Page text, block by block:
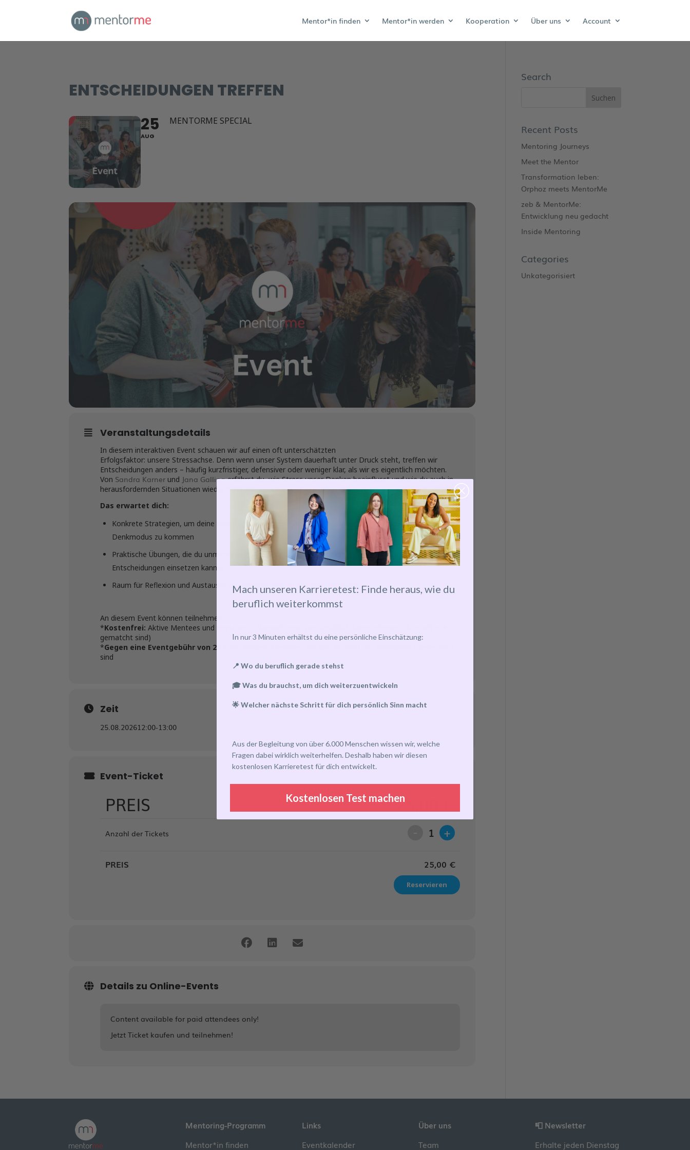
Mentor*in finden Mentor*in werden Kooperation Über uns Account
ENTSCHEIDUNGEN TREFFEN
25
AUG
MENTORME SPECIAL
Veranstaltungsdetails
In diesem interaktiven Event schauen wir auf einen oft unterschätzten
Erfolgsfaktor: unsere Stressachse. Denn wenn unser System dauerhaft unter Druck steht, treffen wir
Entscheidungen anders – häufig kurzfristiger, defensiver oder weniger klar, als wir es eigentlich möchten.
Von Sandra Karner und Jana Gallingerfährst du, wie Stress unser Denken beeinflusst und wie du auch in
herausfordernden Situationen wieder mehr innere Ruhe, Klarheit und Handlungsfähigkeit gewinnen kannst.
Das erwartet dich:
Konkrete Strategien, um deine Stressachse zu beruhigen und schneller wieder in einen klaren
Denkmodus zu kommen
Praktische Übungen, die du unmittelbar in Meetings, Konfliktsituationen oder bei wichtigen
Entscheidungen einsetzen kannst
Raum für Reflexion und Austausch mit anderen Frauen aus dem Netzwerk
An diesem Event können teilnehmen:
*Kostenfrei: Aktive Mentees und registrierte Mentor*innen (einschließlich Mentor*innen, die noch nicht
gematcht sind)
*Gegen eine Eventgebühr von 25 Euro
sind
Zeit
25.08.202612:00-13:00
Event-Ticket
PREIS 25,00
Anzahl der Tickets 1 +
PREIS 25,00 €
Reservieren
Details zu Online-Events
Content available for paid attendees only!
Jetzt Ticket kaufen und teilnehmen!
Search
Recent Posts
Mentoring Journeys
Meet the Mentor
Transformation leben:
Orphoz meets MentorMe
zeb & MentorMe:
Entwicklung neu gedacht
Inside Mentoring
Categories
Unkategorisiert
Mentoring-Programm
Mentor*in finden
Links
Eventkalender
Über uns
Team
📮 Newsletter
Erhalte jeden Dienstag
Mach unseren Karrieretest: Finde heraus, wie du
beruflich weiterkommst
In nur 3 Minuten erhältst du eine persönliche Einschätzung:
📍 Wo du beruflich gerade stehst
🎓 Was du brauchst, um dich weiterzuentwickeln
🌟 Welcher nächste Schritt für dich persönlich Sinn macht
Aus der Begleitung von über 6.000 Menschen wissen wir, welche
Fragen dabei wirklich weiterhelfen. Deshalb haben wir diesen
kostenlosen Karrieretest für dich entwickelt.
Kostenlosen Test machen